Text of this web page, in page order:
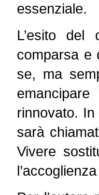
essenziale.
L’esito del
comparsa e
se, ma
rinnovato.
sarà
Vivere